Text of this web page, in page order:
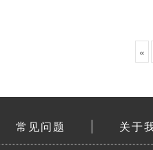
«
常见问题 关于